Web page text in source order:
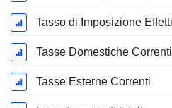
Tasso di Imposizione
Tasse Domestiche Correnti
Tasse Esterne Correnti